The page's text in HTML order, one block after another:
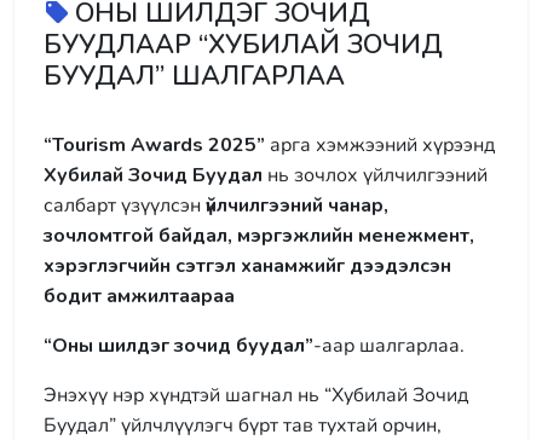
ОНЫ ШИЛДЭГ ЗОЧИД
БУУДЛААР “ХУБИЛАЙ ЗОЧИД
БУУДАЛ” ШАЛГАРЛАА
“Tourism Awards 2025” арга хэмжээний хүрээнд
Хубилай Зочид Буудал нь зочлох үйлчилгээний
салбарт үзүүлсэнүйлчилгээний чанар,
зочломтгой байдал, мэргэжлийн менежмент,
хэрэглэгчийн сэтгэл ханамжийг дээдэлсэн
бодит амжилтаараа
“Оны шилдэг зочид буудал”-аар шалгарлаа.
Энэхүү нэр хүндтэй шагнал нь “Хубилай Зочид
Буудал” үйлчлүүлэгч бүрт тав тухтай орчин,